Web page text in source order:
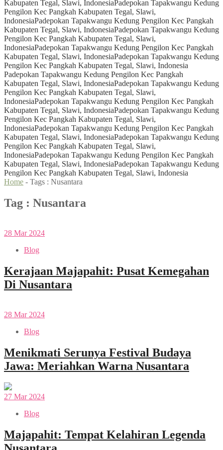
Kabupaten Tegal, Slawi, IndonesiaPadepokan Tapakwangu Kedung
Pengilon Kec Pangkah Kabupaten Tegal, Slawi,
IndonesiaPadepokan Tapakwangu Kedung Pengilon Kec Pangkah
Kabupaten Tegal, Slawi, IndonesiaPadepokan Tapakwangu Kedung
Pengilon Kec Pangkah Kabupaten Tegal, Slawi,
IndonesiaPadepokan Tapakwangu Kedung Pengilon Kec Pangkah
Kabupaten Tegal, Slawi, IndonesiaPadepokan Tapakwangu Kedung
Pengilon Kec Pangkah Kabupaten Tegal, Slawi, Indonesia
Padepokan Tapakwangu Kedung Pengilon Kec Pangkah
Kabupaten Tegal, Slawi, IndonesiaPadepokan Tapakwangu Kedung
Pengilon Kec Pangkah Kabupaten Tegal, Slawi,
IndonesiaPadepokan Tapakwangu Kedung Pengilon Kec Pangkah
Kabupaten Tegal, Slawi, IndonesiaPadepokan Tapakwangu Kedung
Pengilon Kec Pangkah Kabupaten Tegal, Slawi,
IndonesiaPadepokan Tapakwangu Kedung Pengilon Kec Pangkah
Kabupaten Tegal, Slawi, IndonesiaPadepokan Tapakwangu Kedung
Pengilon Kec Pangkah Kabupaten Tegal, Slawi,
IndonesiaPadepokan Tapakwangu Kedung Pengilon Kec Pangkah
Kabupaten Tegal, Slawi, IndonesiaPadepokan Tapakwangu Kedung
Pengilon Kec Pangkah Kabupaten Tegal, Slawi, Indonesia
Home - Tags : Nusantara
Tag : Nusantara
28 Mar 2024
Blog
Kerajaan Majapahit: Pusat Kemegahan
Di Nusantara
28 Mar 2024
Blog
Menikmati Serunya Festival Budaya
Jawa: Meriahkan Warna Nusantara
27 Mar 2024
Blog
Majapahit: Tempat Kelahiran Legenda